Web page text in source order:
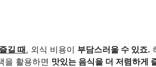
길 때 , 외식 비용이 부담스러울 수 있죠.
을 활용하면 맛있는 음식을 더 저렴하게